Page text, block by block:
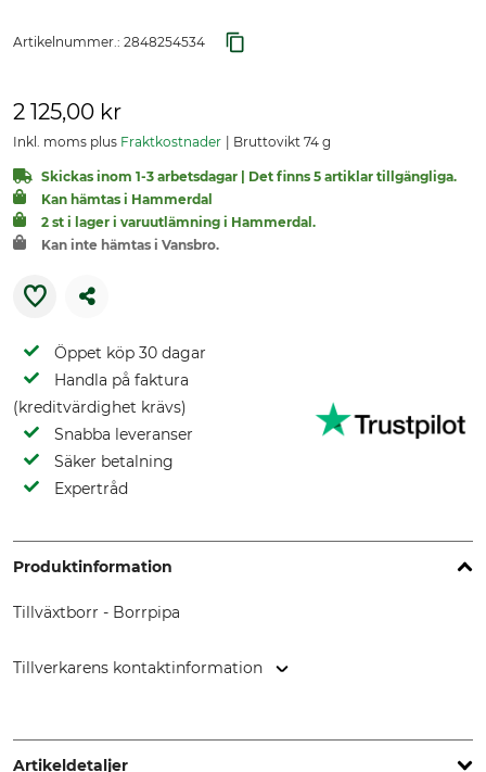
Artikelnummer.: 2848254534
2 125,00 kr
Inkl. moms plus Fraktkostnader Bruttovikt 74 g
Skickas inom 1-3 arbetsdagar | Det finns 5 artiklar tillgängliga.
Kan hämtas i Hammerdal
2 st i lager i varuutlämning i Hammerdal.
Kan inte hämtas i Vansbro.
Öppet köp 30 dagar
Handla på faktura
(kreditvärdighet krävs)
Snabba leveranser
Säker betalning
Expertråd
Produktinformation
Tillväxtborr - Borrpipa
Tillverkarens kontaktinformation
Sweden, www.haglofsweden.com
Artikeldetaljer